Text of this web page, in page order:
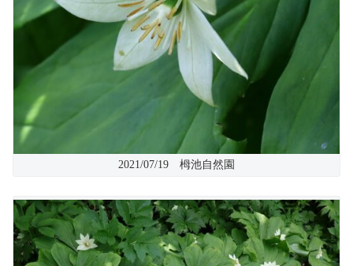
2021/07/19 栂池自然園